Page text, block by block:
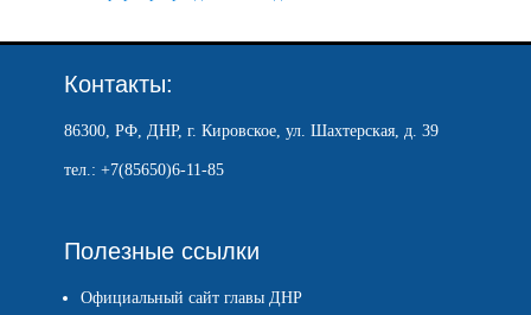
Контакты:
86300, РФ, ДНР, г. Кировское, ул. Шахтерская, д. 39
тел.: +7(85650)6-11-85
Полезные ссылки
Официальный сайт главы ДНР